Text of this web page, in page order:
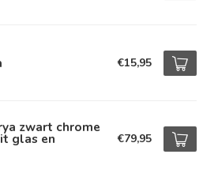
€15,95
zwart chrome
glas en €79,95